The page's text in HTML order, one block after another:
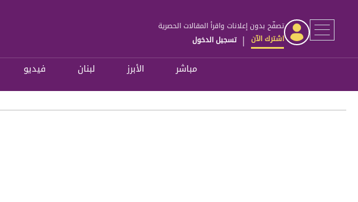
تصفّح بدون إعلانات واقرأ المقالات الحصرية
اشترك الآن | تسجيل الدخول
مباشر الأبرز لبنان فيديو